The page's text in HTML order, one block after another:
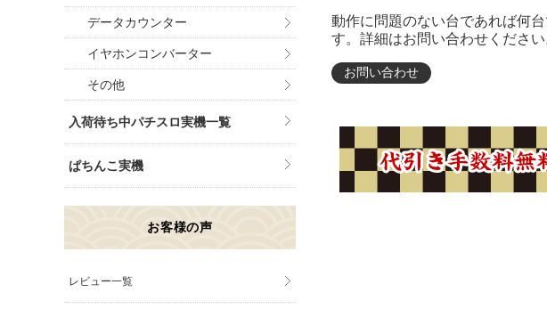
動作に問題のない台であれば何
す。詳細はお問い合わせください
お問い合わせ
データカウンター
イヤホンコンバーター
その他
入荷待ち中パチスロ実機一覧
ぱちんこ実機
お客様の声
レビュー一覧